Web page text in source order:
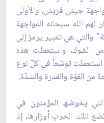
جيش قريش، والأولى
لهم الله سبحانه المواجهة
والتي هي تعبير يرمز إلى
الشوك، واستعملت هذه
استعملت توسّعاً في كلّ نوع
من القوّة والقدرة والشدّة.
يخوضها المؤمنون في
تلك الحرب أوزارها، إذ